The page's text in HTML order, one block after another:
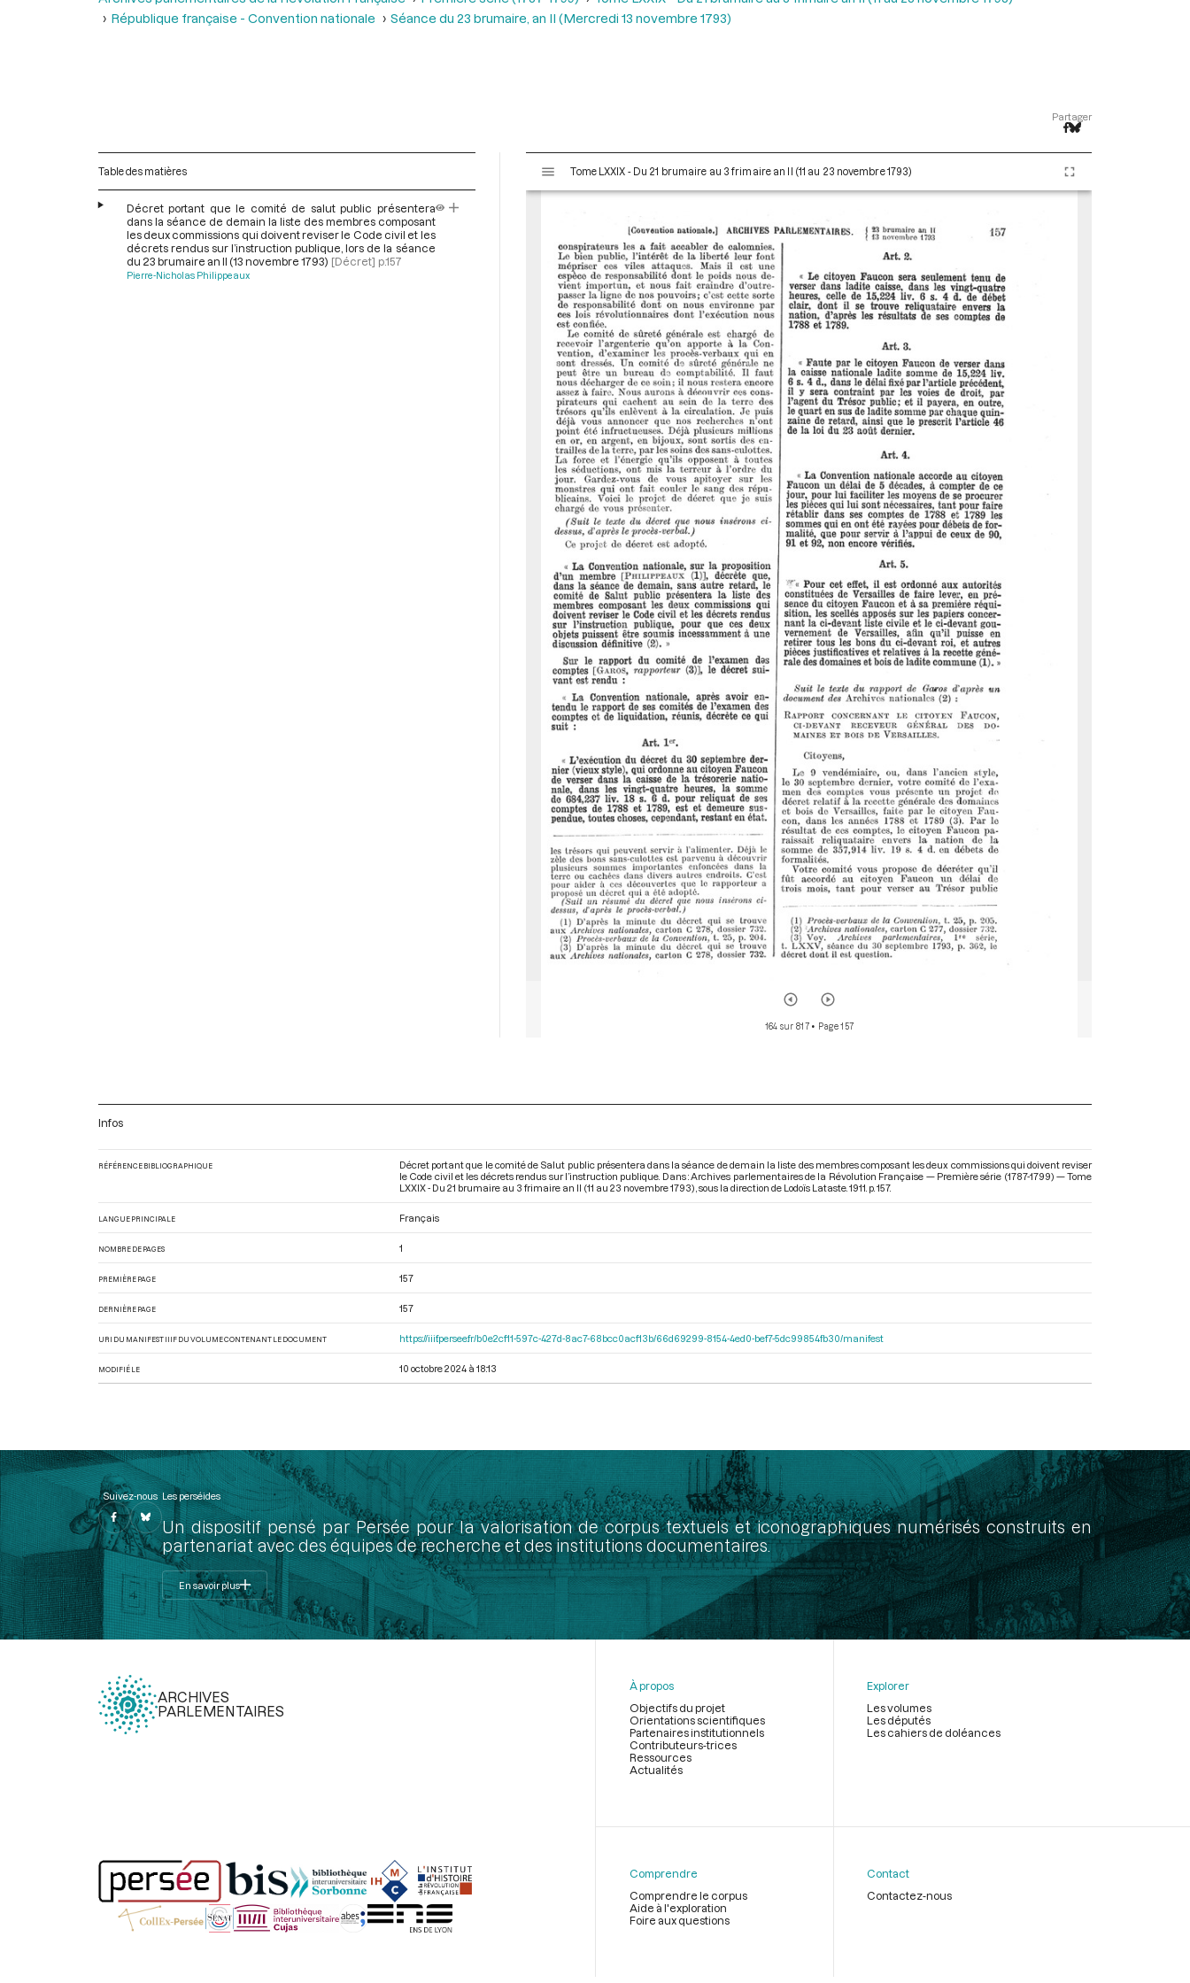
République française - Convention nationale
Séance du 23 brumaire, an II (Mercredi 13 novembre 1793)
Partager
Table des matières
Décret portant que le comité de salut public présentera
dans la séance de demain la liste des membres composant
les deux commissions qui doivent reviser le Code civil et les
décrets rendus sur l’instruction publique, lors de la séance
du 23 brumaire an II (13 novembre 1793) [Décret] p.157
Pierre-Nicholas Philippeaux
s
Tome LXXIX - Du 21 brumaire au 3 frimaire an II (11 au 23 novembre 1793)
164 sur 817• Page 157
Infos
RÉFÉRENCE BIBLIOGRAPHIQUE
Décret portant que le comité de Salut public présentera dans la séance de demain la liste des membres composant les deux commissions qui doivent reviser
le Code civil et les décrets rendus sur l’instruction publique. Dans : Archives parlementaires de la Révolution Française — Première série (1787-1799) — Tome
LXXIX - Du 21 brumaire au 3 frimaire an II (11 au 23 novembre 1793) , sous la direction de Lodoïs Lataste. 1911. p. 157.
LANGUE PRINCIPALE Français
NOMBRE DE PAGES 1
PREMIÈRE PAGE 157
DERNIÈRE PAGE 157
URI DU MANIFEST IIIF DU VOLUME CONTENANT LE DOCUMENT https://iiif.persee.fr/b0e2cf11-597c-427d-8ac7-68bcc0acf13b/66d69299-8154-4ed0-bef7-5dc99854fb30/manifest
MODIFIÉ LE 10 octobre 2024 à 18:13
Suivez-nous Les perséides
Un dispositif pensé par Persée pour la valorisation de corpus textuels et iconographiques numérisés construits en
partenariat avec des équipes de recherche et des institutions documentaires.
En savoir plus
ARCHIVES
PARLEMENTAIRES
page
À propos
Objectifs du projet
Orientations scientifiques
Partenaires institutionnels
Contributeurs-trices
Ressources
Actualités
Explorer
Les volumes
Les députés
Les cahiers de doléances
Comprendre
Comprendre le corpus
Aide à l'exploration
Foire aux questions
Contact
Contactez-nous